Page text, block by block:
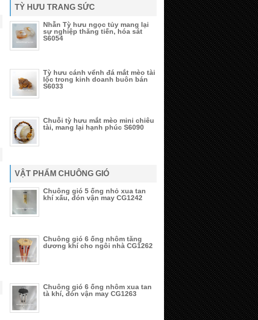
TỲ HƯU TRANG SỨC
Nhẫn Tỳ hưu ngọc tủy mang lại
sự nghiệp thăng tiến, hóa sát
S6054
Tỳ hưu cánh vểnh đá mắt mèo tài
lộc trong kinh doanh buôn bán
S6033
Chuỗi tỳ hưu mắt mèo mini chiêu
tài, mang lại hạnh phúc S6090
VẬT PHẨM CHUÔNG GIÓ
Chuông gió 5 ống nhỏ xua tan
khí xấu, đón vận may CG1242
Chuông gió 6 ống nhôm tăng
dương khí cho ngôi nhà CG1262
Chuông gió 6 ống nhôm xua tan
tà khí, đón vận may CG1263